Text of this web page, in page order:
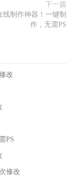
下一篇
线制作神器！一键制
作，无需PS
改
PS
修改